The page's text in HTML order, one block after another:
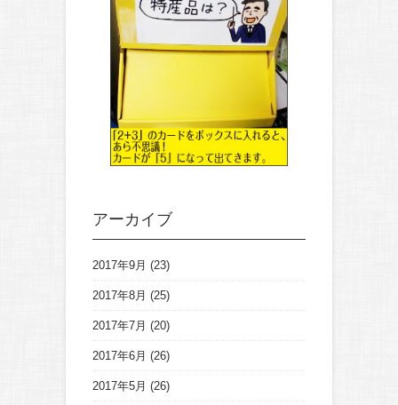
アーカイブ
2017年9月 (23)
2017年8月 (25)
2017年7月 (20)
2017年6月 (26)
2017年5月 (26)